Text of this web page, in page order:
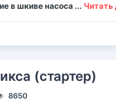
в шкиве насоса ... Читать
(стартер)
8650